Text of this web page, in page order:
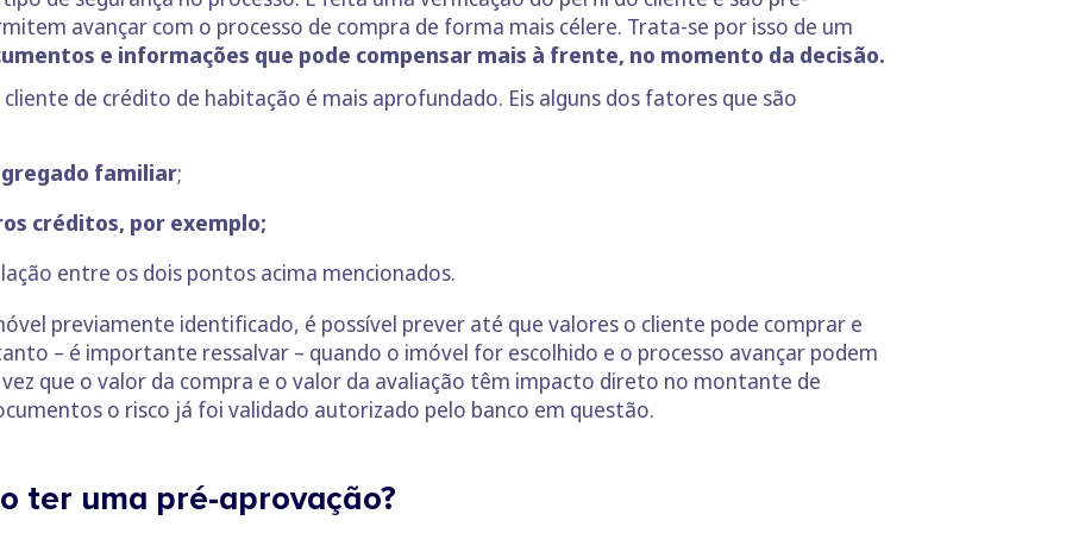
avançar com o processo de compra de forma mais célere. Trata-se por isso de um
e informações que pode compensar mais à frente, no momento da decisão.
de crédito de habitação é mais aprofundado. Eis alguns dos fatores que são
familiar;
créditos, por exemplo;
entre os dois pontos acima mencionados.
previamente identificado, é possível prever até que valores o cliente pode comprar e
– é importante ressalvar – quando o imóvel for escolhido e o processo avançar podem
que o valor da compra e o valor da avaliação têm impacto direto no montante de
o risco já foi validado autorizado pelo banco em questão.
ter uma pré-aprovação?